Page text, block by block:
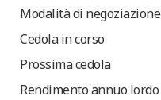
Modalità di negoziazione
Cedola in corso
Prossima cedola
Rendimento annuo lordo